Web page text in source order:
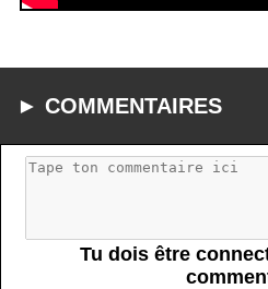
► COMMENTAIRES
Tu dois être